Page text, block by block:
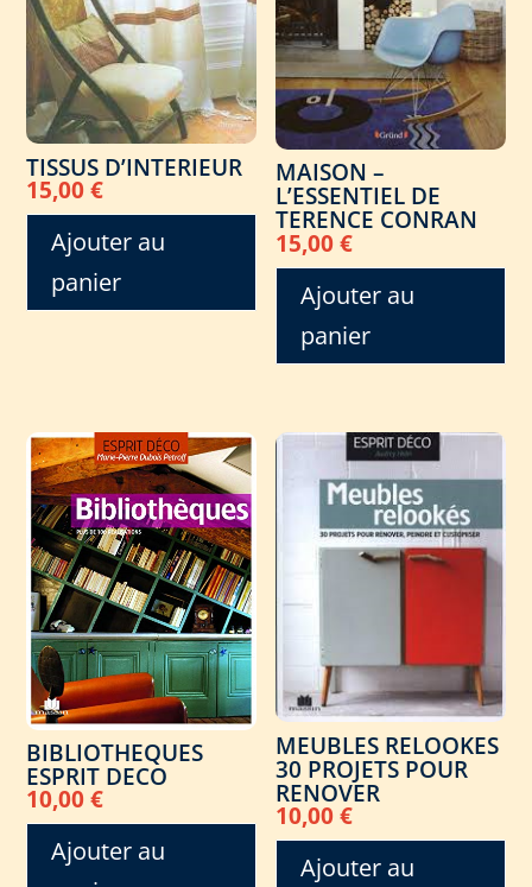
TISSUS D’INTERIEUR
15,00€
Ajouter au
panier
MAISON –
L’ESSENTIEL DE
TERENCE CONRAN
15,00€
Ajouter au
panier
BIBLIOTHEQUES
ESPRIT DECO
10,00€
Ajouter au
MEUBLES RELOOKES
30 PROJETS POUR
RENOVER
10,00€
Ajouter au